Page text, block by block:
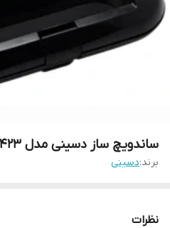
ساندویچ ساز دسینی مدل DS-423
برند:دسینی
نظرات